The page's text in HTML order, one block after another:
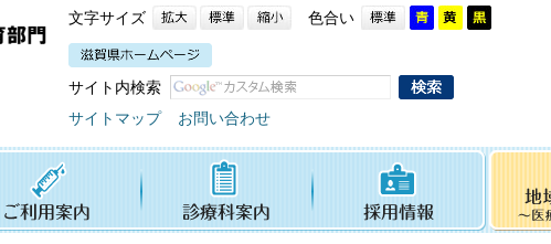
文字サイズ 色合い
サイト内検索
サイトマップ
お問い合わせ